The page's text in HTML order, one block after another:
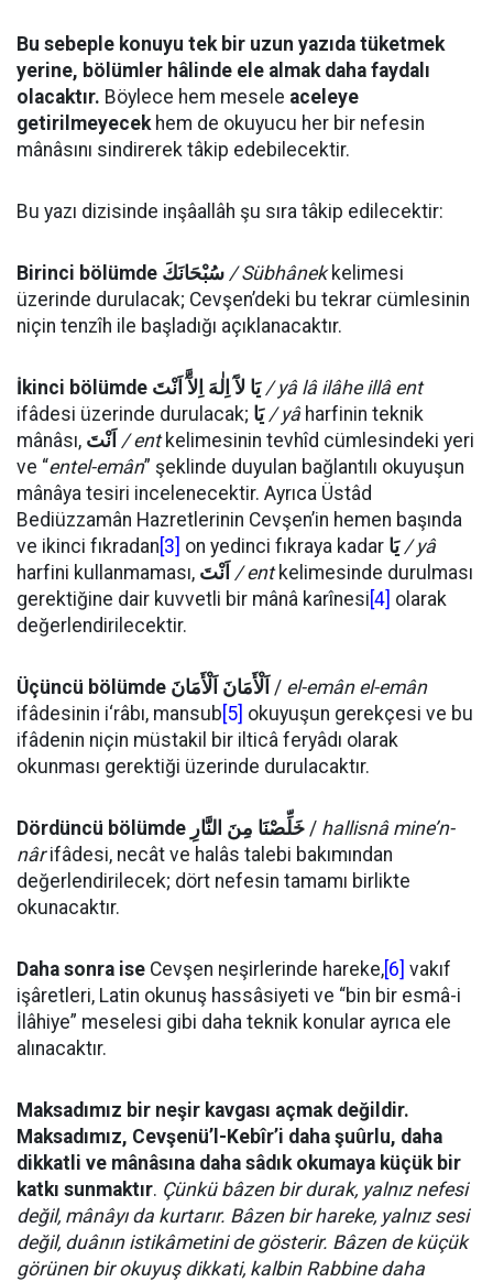
Bu sebeple konuyu tek bir uzun yazıda tüketmek
yerine, bölümler hâlinde ele almak daha faydalı
olacaktır. Böylece hem mesele aceleye
getirilmeyecekhem de okuyucu her bir nefesin
mânâsını sindirerek tâkip edebilecektir.
Bu yazı dizisinde inşâallâh şu sıra tâkip edilecektir:
Birinci bölümde سُبْحَانَكَ / Sübhânekkelimesi
üzerinde durulacak; Cevşen’deki bu tekrar cümlesinin
niçin tenzîh ile başladığı açıklanacaktır.
İkinci bölümde يَا لآَ اِلٰهَ اِلآَّ اَنْتَ / yâ lâ ilâhe illâ ent
ifâdesi üzerinde durulacak; يَا / yâ harfinin teknik
mânâsı, اَنْتَ / entkelimesinin tevhîd cümlesindeki yeri
ve “entel-emân” şeklinde duyulan bağlantılı okuyuşun
mânâya tesiri incelenecektir. Ayrıca Üstâd
Bediüzzamân Hazretlerinin Cevşen’in hemen başında
ve ikinci fıkradan [3] on yedinci fıkraya kadar يَا / yâ
harfini kullanmaması, اَنْتَ / entkelimesinde durulması
gerektiğine dair kuvvetli bir mânâ karînesi [4] olarak
değerlendirilecektir.
Üçüncü bölümde اَلْأَمَانَ اَلْأَمَانَ / el-emân el-emân
ifâdesinin i‘râbı, mansub [5] okuyuşun gerekçesi ve bu
ifâdenin niçin müstakil bir ilticâ feryâdı olarak
okunması gerektiği üzerinde durulacaktır.
Dördüncü bölümde خَلِّصْنَا مِنَ النَّارِ / hallisnâ mine’n-
nârifâdesi, necât ve halâs talebi bakımından
değerlendirilecek; dört nefesin tamamı birlikte
okunacaktır.
Daha sonra ise Cevşen neşirlerinde hareke, [6] vakıf
işâretleri, Latin okunuş hassâsiyeti ve “bin bir esmâ-i
İlâhiye” meselesi gibi daha teknik konular ayrıca ele
alınacaktır.
Maksadımız bir neşir kavgası açmak değildir.
Maksadımız, Cevşenü’l-Kebîr’i daha şuûrlu, daha
dikkatli ve mânâsına daha sâdık okumaya küçük bir
katkı sunmaktır. Çünkü bâzen bir durak, yalnız nefesi
değil, mânâyı da kurtarır. Bâzen bir hareke, yalnız sesi
değil, duânın istikâmetini de gösterir. Bâzen de küçük
görünen bir okuyuş dikkati, kalbin Rabbine daha